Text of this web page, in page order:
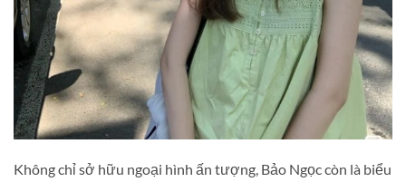
Không chỉ sở hữu ngoại hình ấn tượng, Bảo Ngọc còn là biểu